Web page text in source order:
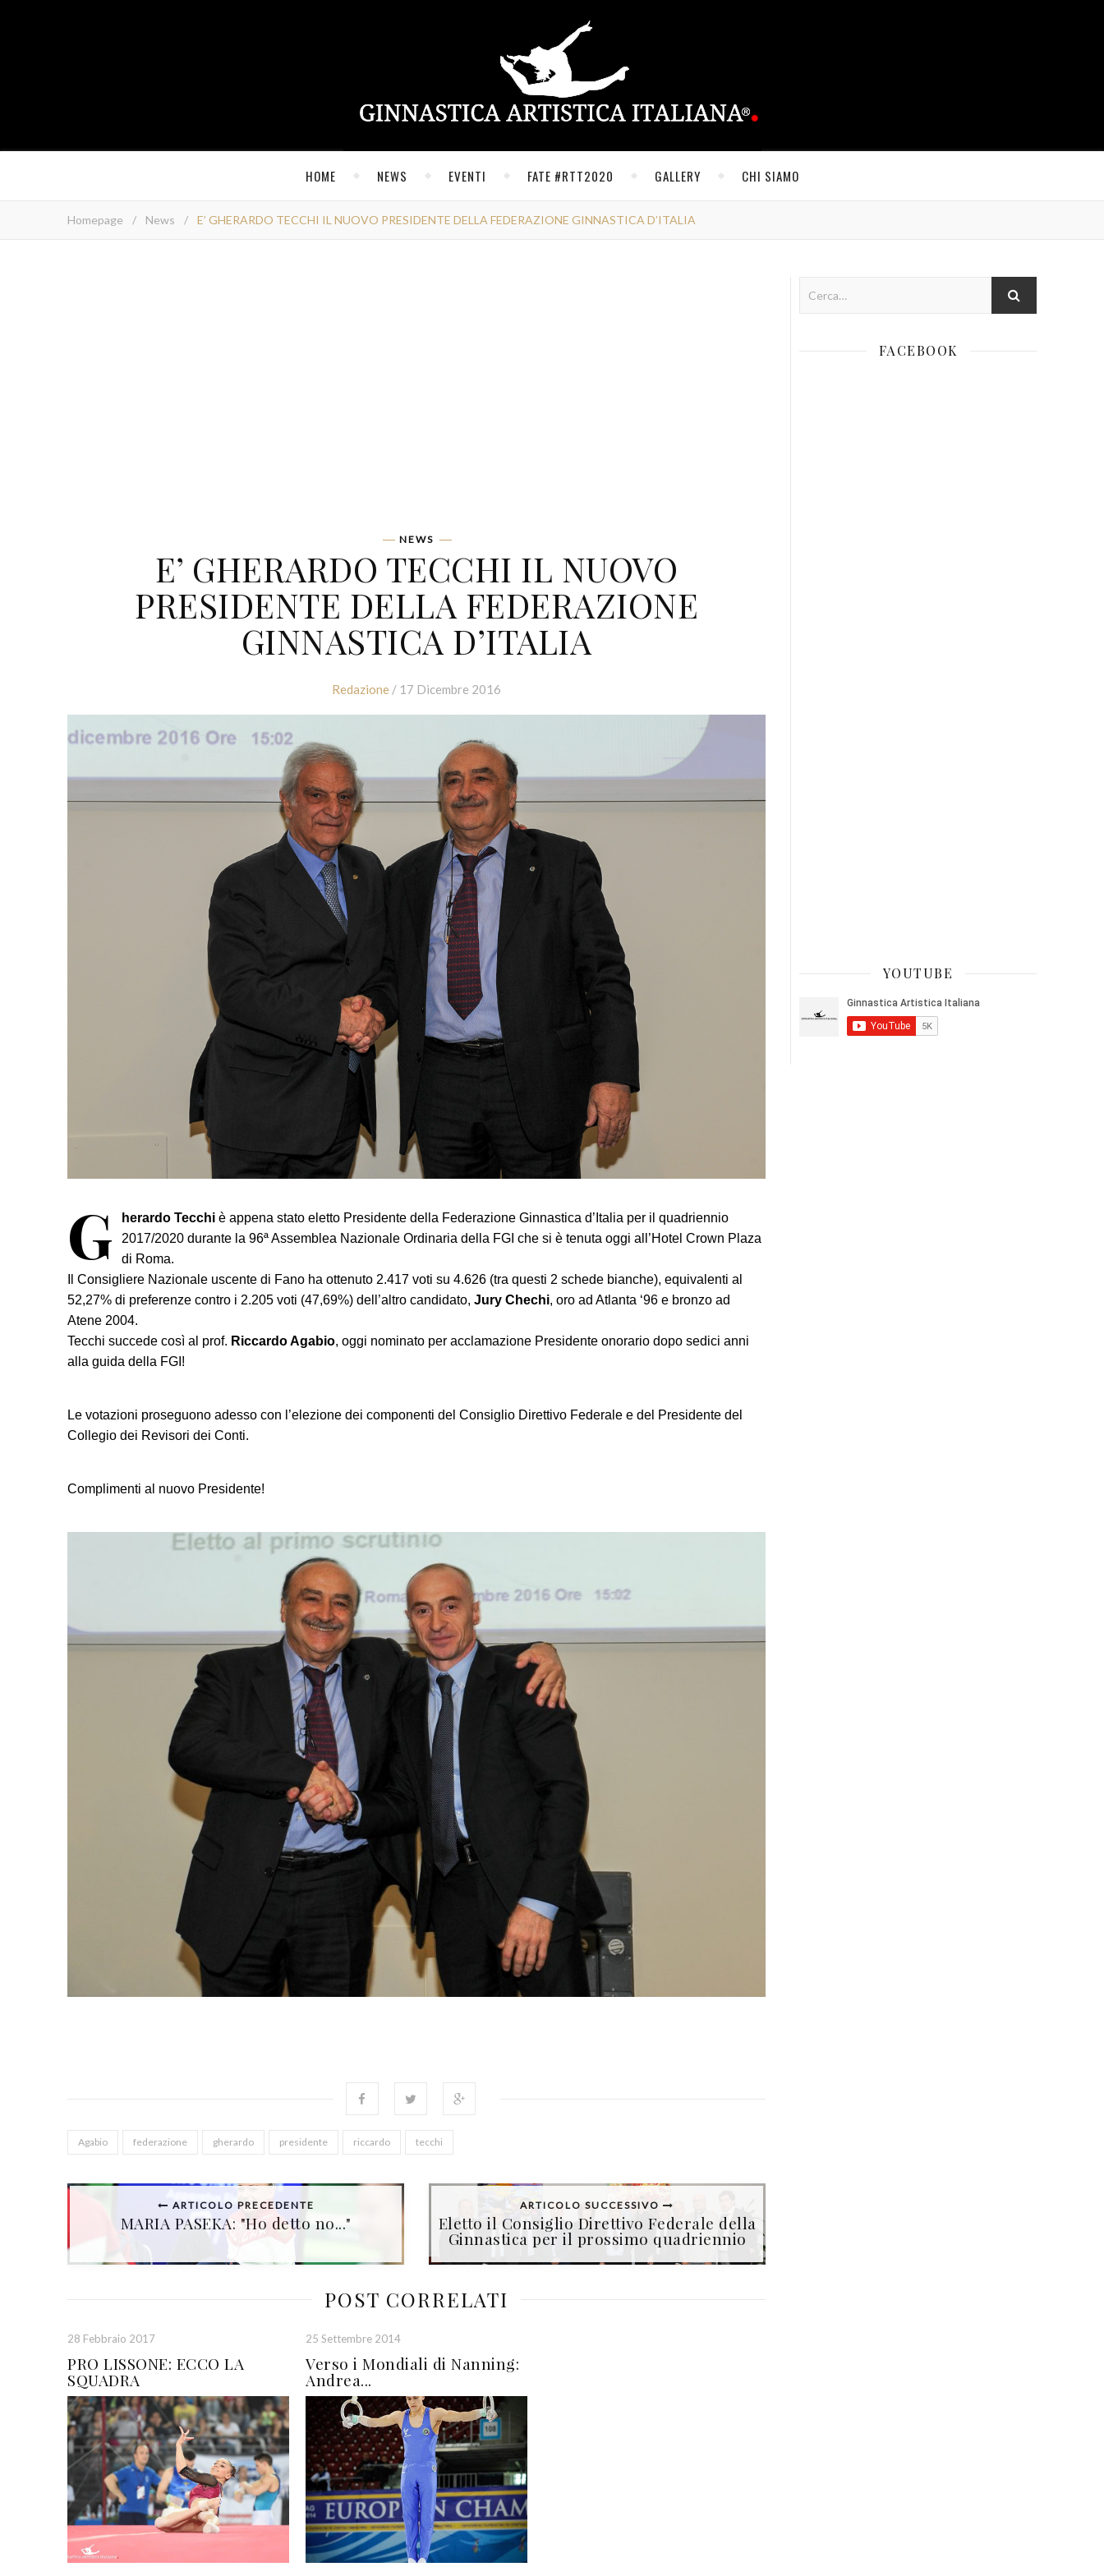
HOME NEWS EVENTI FATE #RTT2020 GALLERY CHI SIAMO
Homepage / News / E’ GHERARDO TECCHI IL NUOVO PRESIDENTE DELLA FEDERAZIONE GINNASTICA D’ITALIA
NEWS
E’ GHERARDO TECCHI IL NUOVO
PRESIDENTE DELLA FEDERAZIONE
GINNASTICA D’ITALIA
Redazione / 17 Dicembre 2016
G herardo Tecchi è appena stato eletto Presidente della Federazione Ginnastica d’Italia per il quadriennio
2017/2020 durante la 96ª Assemblea Nazionale Ordinaria della FGI che si è tenuta oggi all’Hotel Crown Plaza
di Roma.
Il Consigliere Nazionale uscente di Fano ha ottenuto 2.417 voti su 4.626 (tra questi 2 schede bianche), equivalenti al
52,27% di preferenze contro i 2.205 voti (47,69%) dell’altro candidato, Jury Chechi, oro ad Atlanta ‘96 e bronzo ad
Atene 2004.
Tecchi succede così al prof. Riccardo Agabio, oggi nominato per acclamazione Presidente onorario dopo sedici anni
alla guida della FGI!
Le votazioni proseguono adesso con l’elezione dei componenti del Consiglio Direttivo Federale e del Presidente del
Collegio dei Revisori dei Conti.
Complimenti al nuovo Presidente!
Agabio federazione gherardo presidente riccardo tecchi
ARTICOLO PRECEDENTE
MARIA PASEKA: "Ho detto no..."
ARTICOLO SUCCESSIVO
Eletto il Consiglio Direttivo Federale della
Ginnastica per il prossimo quadriennio
POST CORRELATI
28 Febbraio 2017
PRO LISSONE: ECCO LA
SQUADRA
25 Settembre 2014
Verso i Mondiali di Nanning:
Andrea...
FACEBOOK
YOUTUBE